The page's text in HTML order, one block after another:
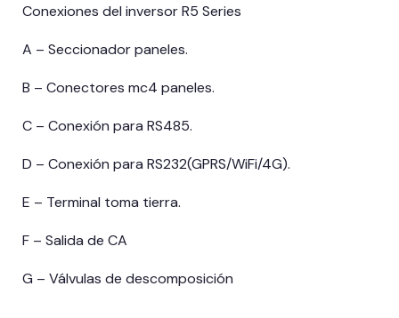
Conexiones del inversor R5 Series
A – Seccionador paneles.
B – Conectores mc4 paneles.
C – Conexión para RS485.
D – Conexión para RS232(GPRS/WiFi/4G).
E – Terminal toma tierra.
F – Salida de CA
G – Válvulas de descomposición